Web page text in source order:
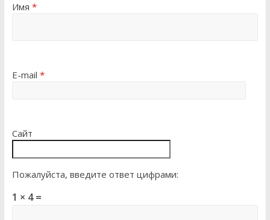
Имя *
E-mail *
Сайт
Пожалуйста, введите ответ цифрами:
1 × 4 =